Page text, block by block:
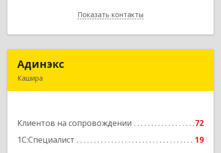
Показать контакты
Назад
Адинэкс
Кашира
Клиентов на сопровождении
72
1С:Специалист
19
Подробнее